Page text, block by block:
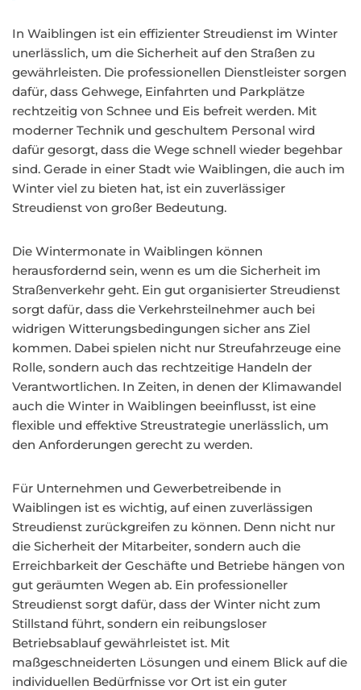
In Waiblingen ist ein effizienter Streudienst im Winter
unerlässlich, um die Sicherheit auf den Straßen zu
gewährleisten. Die professionellen Dienstleister sorgen
dafür, dass Gehwege, Einfahrten und Parkplätze
rechtzeitig von Schnee und Eis befreit werden. Mit
moderner Technik und geschultem Personal wird
dafür gesorgt, dass die Wege schnell wieder begehbar
sind. Gerade in einer Stadt wie Waiblingen, die auch im
Winter viel zu bieten hat, ist ein zuverlässiger
Streudienst von großer Bedeutung.
Die Wintermonate in Waiblingen können
herausfordernd sein, wenn es um die Sicherheit im
Straßenverkehr geht. Ein gut organisierter Streudienst
sorgt dafür, dass die Verkehrsteilnehmer auch bei
widrigen Witterungsbedingungen sicher ans Ziel
kommen. Dabei spielen nicht nur Streufahrzeuge eine
Rolle, sondern auch das rechtzeitige Handeln der
Verantwortlichen. In Zeiten, in denen der Klimawandel
auch die Winter in Waiblingen beeinflusst, ist eine
flexible und effektive Streustrategie unerlässlich, um
den Anforderungen gerecht zu werden.
Für Unternehmen und Gewerbetreibende in
Waiblingen ist es wichtig, auf einen zuverlässigen
Streudienst zurückgreifen zu können. Denn nicht nur
die Sicherheit der Mitarbeiter, sondern auch die
Erreichbarkeit der Geschäfte und Betriebe hängen von
gut geräumten Wegen ab. Ein professioneller
Streudienst sorgt dafür, dass der Winter nicht zum
Stillstand führt, sondern ein reibungsloser
Betriebsablauf gewährleistet ist. Mit
maßgeschneiderten Lösungen und einem Blick auf die
individuellen Bedürfnisse vor Ort ist ein guter